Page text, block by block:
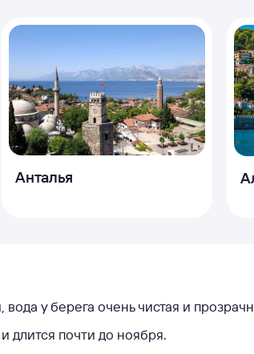
Анталья
у берега очень чистая и
длится почти до ноября.